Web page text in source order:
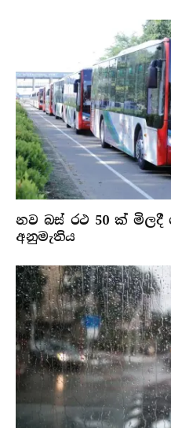
නව බස් රථ 50 ක් මිලදී
අනුමැතිය